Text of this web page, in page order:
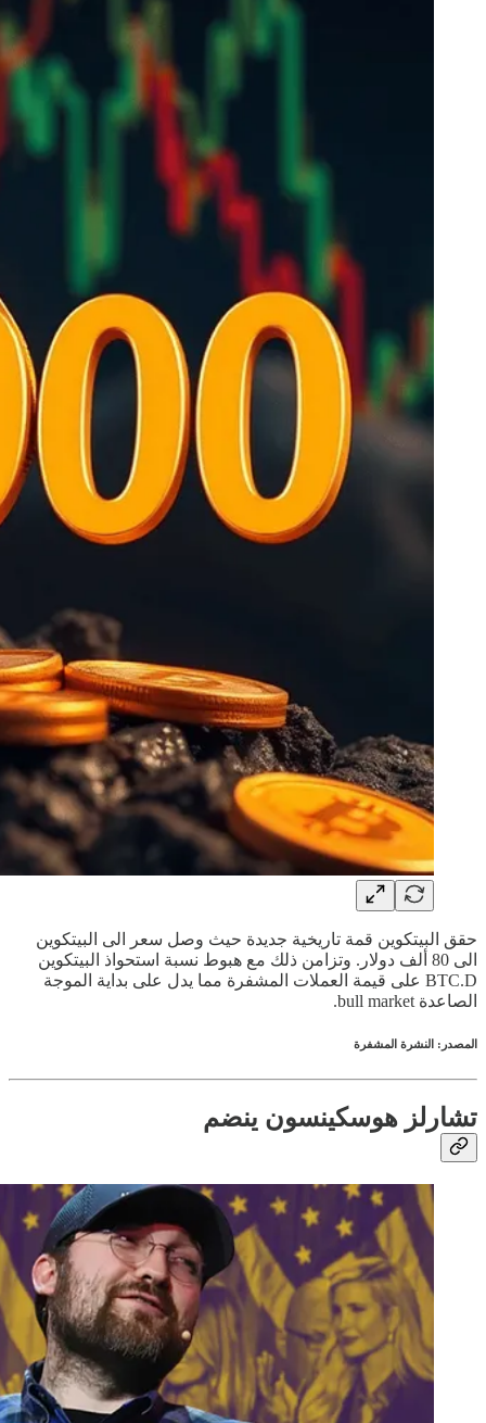
حقق البيتكوين قمة تاريخية جديدة حيث وصل سعر الى البيتكوين
الى 80 ألف دولار. وتزامن ذلك مع هبوط نسبة استحواذ البيتكوين
BTC.D على قيمة العملات المشفرة مما يدل على بداية الموجة
الصاعدة bull market.
المصدر: النشرة المشفرة
تشارلز هوسكينسون ينضم